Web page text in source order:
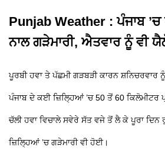
Punjab Weather : ਪੰਜਾਬ ’ਚ
ਨਾਲ ਗੜੇਮਾਰੀ, ਐਤਵਾਰ ਨੂੰ ਵੀ
ਪੂਰਬੀ ਹਵਾ ਤੇ ਪੱਛਮੀ ਗੜਬੜੀ ਕਾਰਨ ਸ਼ਨਿਚਰਵਾਰ
ਪੰਜਾਬ ਦੇ ਕਈ ਜ਼ਿਲ੍ਹਿਆਂ ’ਚ 50 ਤੋਂ 60 ਕਿਲੋਮੀਟਰ
ਚੱਲੀ ਹਵਾ ਵਿਚਾਲੇ ਸਵੇਰੇ ਸੱਤ ਵਜੇ ਤੋਂ ਲੈ ਕੇ ਪੂਰਾ
ਜ਼ਿਲ੍ਹਿਆਂ ’ਚ ਗੜੇਮਾਰੀ ਵੀ ਹੋਈ।